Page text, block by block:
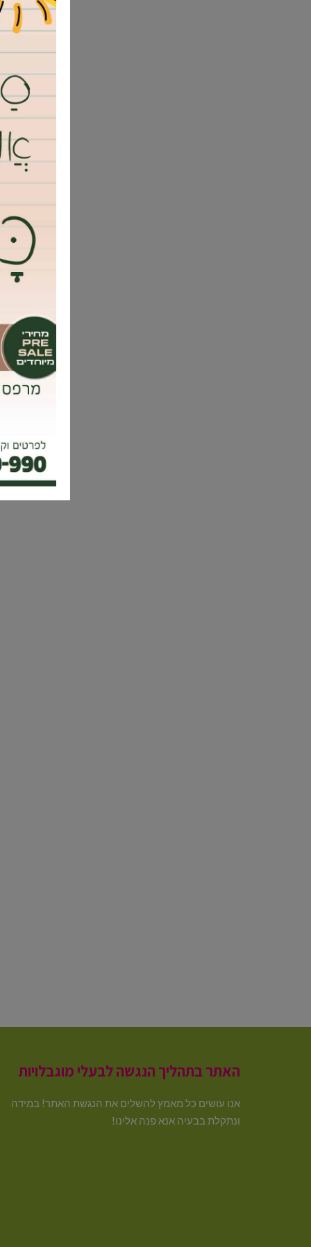
האתר בתהליך הנגשה לבעלי מוגבלויות
אנו עושים כל מאמץ להשלים את הנגשת האתר! במידה
ונתקלת בבעיה אנא פנה אלינו!